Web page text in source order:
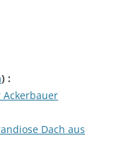
) :
Ackerbauer
Dach aus